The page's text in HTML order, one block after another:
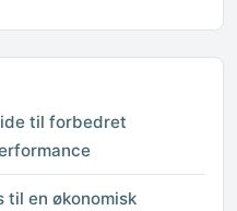
til forbedret
til en økonomisk